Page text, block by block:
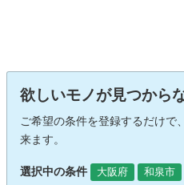
欲しいモノが見つから
ご希望の条件を登録するだけで
来ます。
選択中の条件 大阪府 和泉市